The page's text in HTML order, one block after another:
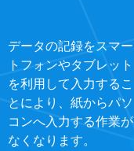
データの記録をスマー
トフォンやタブレット
を利用して入力するこ
とにより、紙からパソ
コンへ入力する作業が
なくなります。